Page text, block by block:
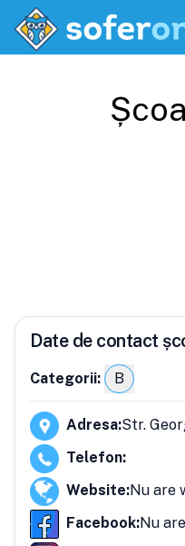
Date de contact
Categorii: B
Adresa:Str.
Telefon:
Website:Nu are
Facebook:Nu